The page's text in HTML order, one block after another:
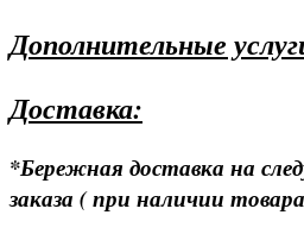
Дополнительные
Доставка:
*Бережная доставка на
заказа ( при наличии